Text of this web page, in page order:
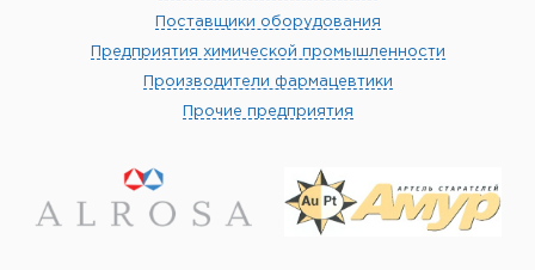
Поставщики оборудования
Предприятия химической промышленности
Производители фармацевтики
Прочие предприятия